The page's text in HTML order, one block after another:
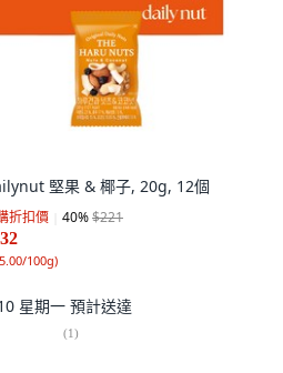
堅果 & 椰子, 20g, 12個
折扣價 40%$221
100g)
星期一 預計送達
(1)